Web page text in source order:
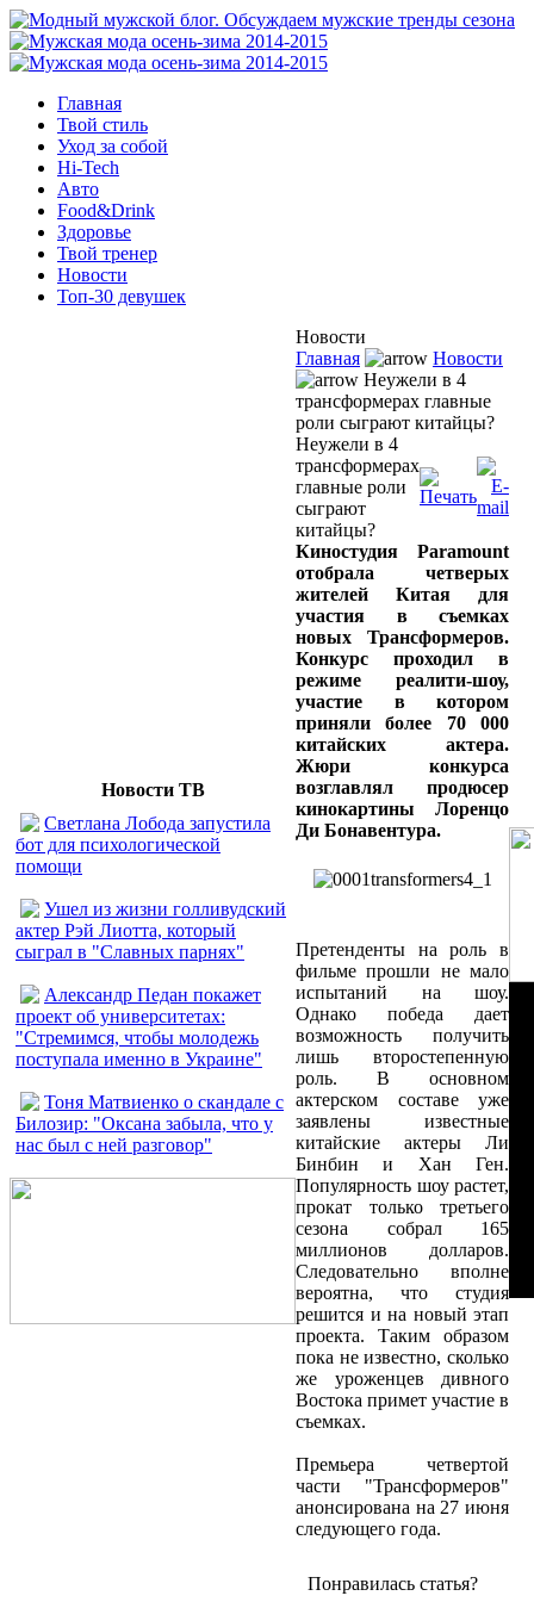
Главная
Твой стиль
Уход за собой
Hi-Tech
Авто
Food&Drink
Здоровье
Твой тренер
Новости
Топ-30 девушек
Новости ТВ
Светлана Лобода запустила
бот для психологической
помощи
Ушел из жизни голливудский
актер Рэй Лиотта, который
сыграл в "Славных парнях"
Александр Педан покажет
проект об университетах:
"Стремимся, чтобы молодежь
поступала именно в Украине"
Тоня Матвиенко о скандале с
Билозир: "Оксана забыла, что у
нас был с ней разговор"
Новости
Главная
Новости
Неужели в 4
трансформерах главные
роли сыграют китайцы?
Неужели в 4
трансформерах
главные роли
сыграют
китайцы?
Киностудия Paramount
отобрала четверых
жителей Китая для
участия в съемках
новых Трансформеров.
Конкурс проходил в
режиме реалити-шоу,
участие в котором
приняли более 70 000
китайских актера.
Жюри конкурса
возглавлял продюсер
кинокартины Лоренцо
Ди Бонавентура.
Претенденты на роль в
фильме прошли не мало
испытаний на шоу.
Однако победа дает
возможность получить
лишь второстепенную
роль. В основном
актерском составе уже
заявлены известные
китайские актеры Ли
Бинбин и Хан Ген.
Популярность шоу растет,
прокат только третьего
сезона собрал 165
миллионов долларов.
Следовательно вполне
вероятна, что студия
решится и на новый этап
проекта. Таким образом
пока не известно, сколько
же уроженцев дивного
Востока примет участие в
съемках.
Премьера четвертой
части "Трансформеров"
анонсирована на 27 июня
следующего года.
Понравилась статья?